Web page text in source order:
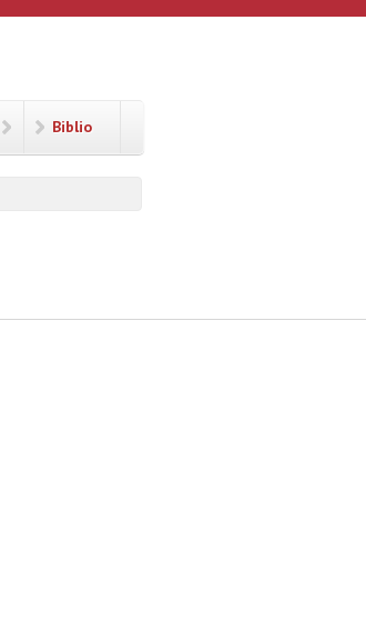
Biblio